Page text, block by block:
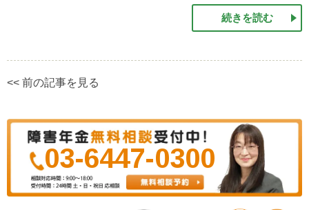
続きを読む
<< 前の記事を見る
03-6447-0300